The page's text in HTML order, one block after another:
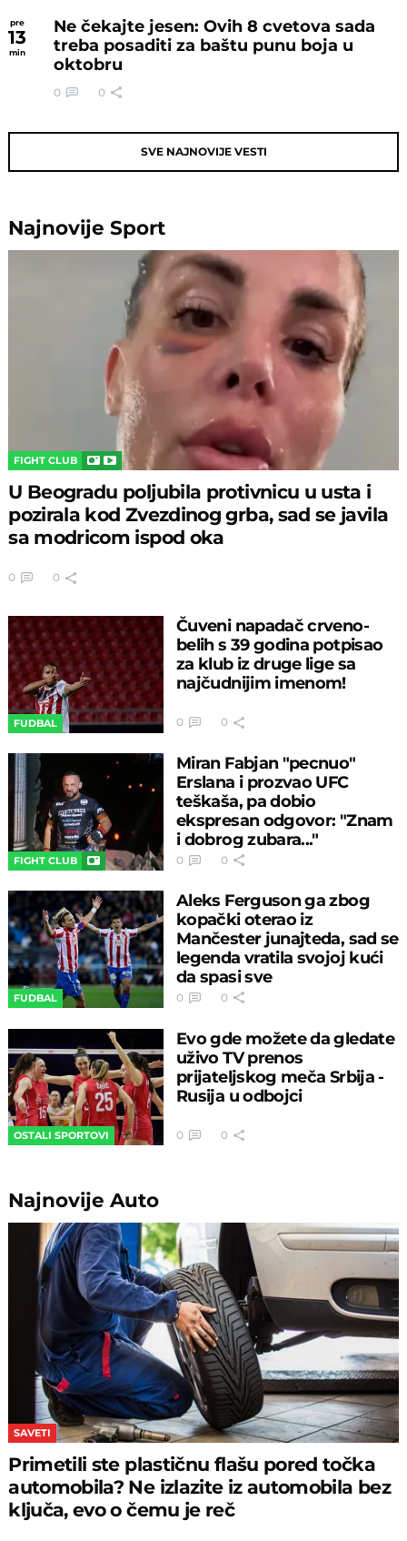
pre
13
min
Ne čekajte jesen: Ovih 8 cvetova sada
treba posaditi za baštu punu boja u
oktobru
0 0
SVE NAJNOVIJE VESTI
NajnovijeSport
FIGHT CLUB
U Beogradu poljubila protivnicu u usta i
pozirala kod Zvezdinog grba, sad se javila
sa modricom ispod oka
0 0
FUDBAL
Čuveni napadač crveno-
belih s 39 godina potpisao
za klub iz druge lige sa
najčudnijim imenom!
0 0
FIGHT CLUB
Miran Fabjan "pecnuo"
Erslana i prozvao UFC
teškaša, pa dobio
ekspresan odgovor: "Znam
i dobrog zubara..."
0 0
FUDBAL
Aleks Ferguson ga zbog
kopački oterao iz
Mančester junajteda, sad se
legenda vratila svojoj kući
da spasi sve
0 0
OSTALI SPORTOVI
Evo gde možete da gledate
uživo TV prenos
prijateljskog meča Srbija -
Rusija u odbojci
0 0
NajnovijeAuto
SAVETI
Primetili ste plastičnu flašu pored točka
automobila? Ne izlazite iz automobila bez
ključa, evo o čemu je reč